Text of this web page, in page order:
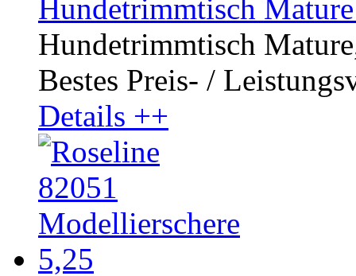
Hundetrimmtisch
Hundetrimmtisch
Bestes Preis- /
Details ++